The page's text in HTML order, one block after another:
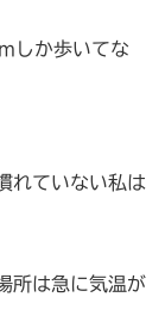
しか歩いてな
れていない私は
所は急に気温が